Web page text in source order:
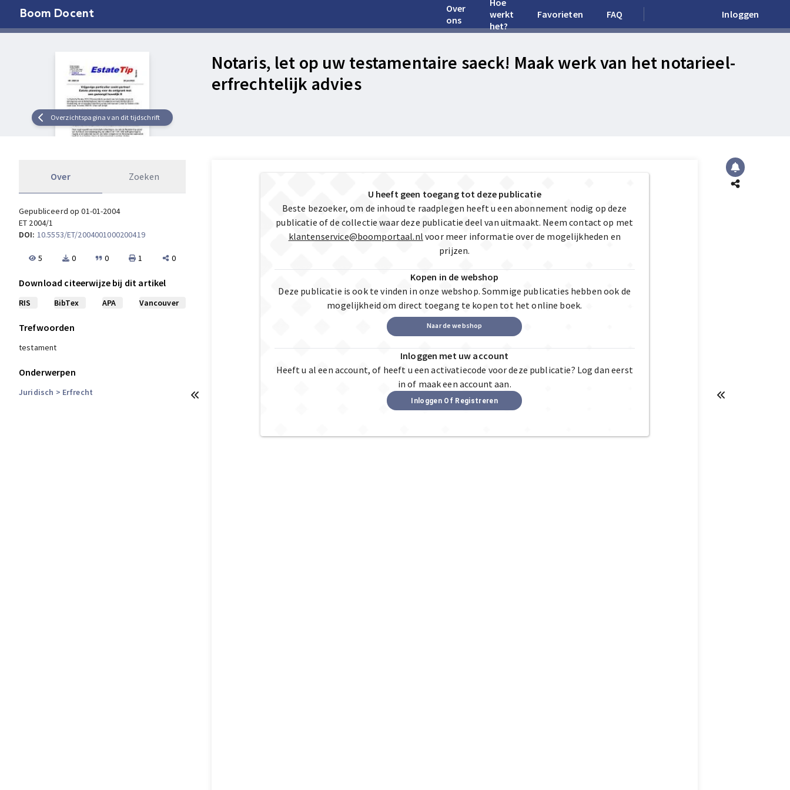
Boom Docent
Over
ons
Hoe
werkt
het?
Favorieten FAQ Inloggen
Overzichtspagina van dit tijdschrift
Notaris, let op uw testamentaire saeck! Maak werk van het notarieel-
erfrechtelijk advies
Over Zoeken
Gepubliceerd op 01-01-2004
ET 2004/1
DOI: 10.5553/ET/2004001000200419
5 0 0 1 0
Download citeerwijze bij dit artikel
RIS BibTex APA Vancouver
Trefwoorden
testament
Onderwerpen
Juridisch > Erfrecht
U heeft geen toegang tot deze publicatie
Beste bezoeker, om de inhoud te raadplegen heeft u een abonnement nodig op deze
publicatie of de collectie waar deze publicatie deel van uitmaakt. Neem contact op met
klantenservice@boomportaal.nl voor meer informatie over de mogelijkheden en
prijzen.
Kopen in de webshop
Deze publicatie is ook te vinden in onze webshop. Sommige publicaties hebben ook de
mogelijkheid om direct toegang te kopen tot het online boek.
Naar de webshop
Inloggen met uw account
Heeft u al een account, of heeft u een activatiecode voor deze publicatie? Log dan eerst
in of maak een account aan.
Inloggen Of Registreren